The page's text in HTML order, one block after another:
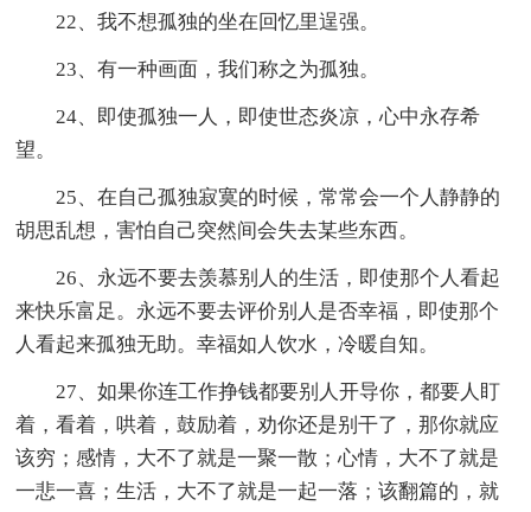
22、我不想孤独的坐在回忆里逞强。
23、有一种画面，我们称之为孤独。
24、即使孤独一人，即使世态炎凉，心中永存希
望。
25、在自己孤独寂寞的时候，常常会一个人静静的
胡思乱想，害怕自己突然间会失去某些东西。
26、永远不要去羡慕别人的生活，即使那个人看起
来快乐富足。永远不要去评价别人是否幸福，即使那个
人看起来孤独无助。幸福如人饮水，冷暖自知。
27、如果你连工作挣钱都要别人开导你，都要人盯
着，看着，哄着，鼓励着，劝你还是别干了，那你就应
该穷；感情，大不了就是一聚一散；心情，大不了就是
一悲一喜；生活，大不了就是一起一落；该翻篇的，就